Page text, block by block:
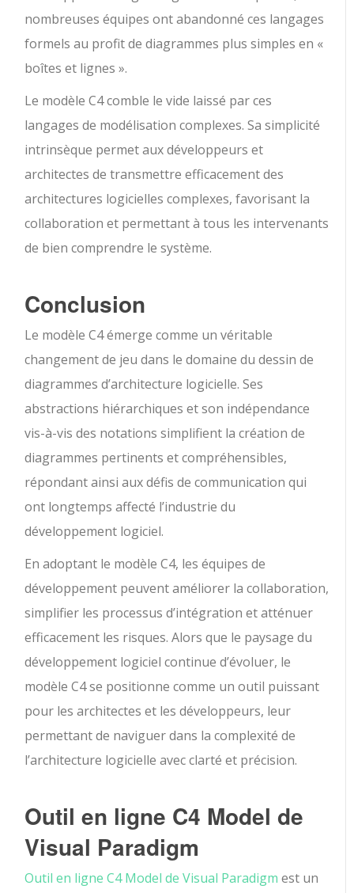
nombreuses équipes ont abandonné ces langages
formels au profit de diagrammes plus simples en «
boîtes et lignes ».
Le modèle C4 comble le vide laissé par ces
langages de modélisation complexes. Sa simplicité
intrinsèque permet aux développeurs et
architectes de transmettre efficacement des
architectures logicielles complexes, favorisant la
collaboration et permettant à tous les intervenants
de bien comprendre le système.
Conclusion
Le modèle C4 émerge comme un véritable
changement de jeu dans le domaine du dessin de
diagrammes d’architecture logicielle. Ses
abstractions hiérarchiques et son indépendance
vis-à-vis des notations simplifient la création de
diagrammes pertinents et compréhensibles,
répondant ainsi aux défis de communication qui
ont longtemps affecté l’industrie du
développement logiciel.
En adoptant le modèle C4, les équipes de
développement peuvent améliorer la collaboration,
simplifier les processus d’intégration et atténuer
efficacement les risques. Alors que le paysage du
développement logiciel continue d’évoluer, le
modèle C4 se positionne comme un outil puissant
pour les architectes et les développeurs, leur
permettant de naviguer dans la complexité de
l’architecture logicielle avec clarté et précision.
Outil en ligne C4 Model de
Visual Paradigm
Outil en ligne C4 Model de Visual Paradigm est un